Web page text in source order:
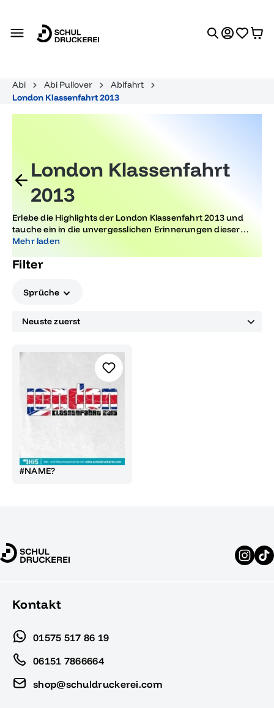
Abi Abi Pullover
Abifahrt
London Klassenfahrt 2013
London Klassenfahrt
2013
Erlebe die Highlights der London Klassenfahrt 2013 und
tauche ein in die unvergesslichen Erinnerungen dieser
besonderen Zeit. Diese Kategorie richtet sich an
Trends von damals noch einmal aufleben lassen möchten.
Mehr laden
Filter
Sprüche
#NAME?
Kontakt
01575 517 86 19
06151 7866664
shop@schuldruckerei.com